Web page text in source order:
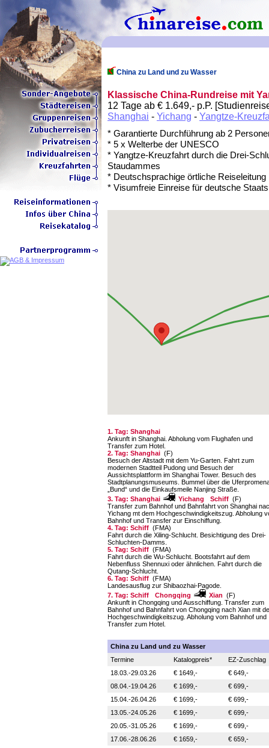
China zu Land und zu Wasser
Klassische China-Rundreise mit
12 Tage ab € 1.649,- p.P.
Shanghai - Yichang - Yangtze-
* Garantierte Durchführung ab 2
* 5 x Welterbe der UNESCO
* Yangtze-Kreuzfahrt durch die Drei-
Staudammes
* Deutschsprachige örtliche Reiseleitung
* Visumfreie Einreise für deutsche
1. Tag: Shanghai
Ankunft in Shanghai. Abholung vom Flughafen und
Transfer zum Hotel.
2. Tag: Shanghai (F)
Besuch der Altstadt mit dem Yu-Garten. Fahrt zum
modernen Stadtteil Pudong und Besuch der
Aussichtsplattform im Shanghai Tower. Besuch des
Stadtplanungsmuseums. Bummel über die
„Bund“ und die Einkaufsmeile Nanjing Straße.
3. Tag: Shanghai
Yichang Schiff (F)
Transfer zum Bahnhof und Bahnfahrt von Shanghai
Yichang mt dem Hochgeschwindigkeitszug. Abholung
Bahnhof und Transfer zur Einschiffung.
4. Tag: Schiff (FMA)
Fahrt durch die Xiling-Schlucht. Besichtigung des Drei-
Schluchten-Damms.
5. Tag: Schiff (FMA)
Fahrt durch die Wu-Schlucht. Bootsfahrt auf dem
Nebenfluss Shennuxi oder ähnlichen. Fahrt durch die
Qutang-Schlucht.
6. Tag: Schiff (FMA)
Landesausflug zur Shibaozhai-Pagode.
7. Tag: Schiff
Chongqing Xian (F)
Ankunft in Chongqing und Ausschiffung. Transfer zum
Bahnhof und Bahnfahrt von Chongqing nach Xian mit
Hochgeschwindigkeitszug. Abholung vom Bahnhof und
Transfer zum Hotel.
China zu Land und zu Wasser
Termine
Katalogpreis*
EZ-Zuschlag
18.03.-29.03.26
€ 1649,-
€ 649,-
08.04.-19.04.26
€ 1699,-
€ 699,-
15.04.-26.04.26
€ 1699,-
€ 699,-
13.05.-24.05.26
€ 1699,-
€ 699,-
20.05.-31.05.26
€ 1699,-
€ 699,-
17.06.-28.06.26
€ 1659,-
€ 659,-